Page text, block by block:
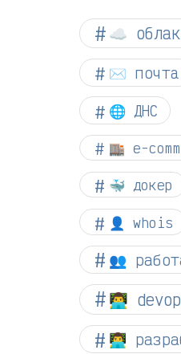
☁︎
✉️ почта
🌐 ДНС
🏬 e-
🐳 докер
👤 whois
👥
👨‍💻
👨‍💻